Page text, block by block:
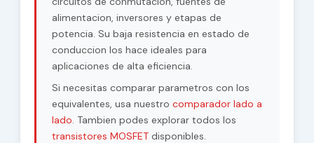
alimentacion, inversores y etapas de
potencia. Su baja resistencia en estado de
conduccion los hace ideales para
aplicaciones de alta eficiencia.
Si necesitas comparar parametros con los
equivalentes, usa nuestro comparador lado a
lado. Tambien podes explorar todos los
transistores MOSFETdisponibles.